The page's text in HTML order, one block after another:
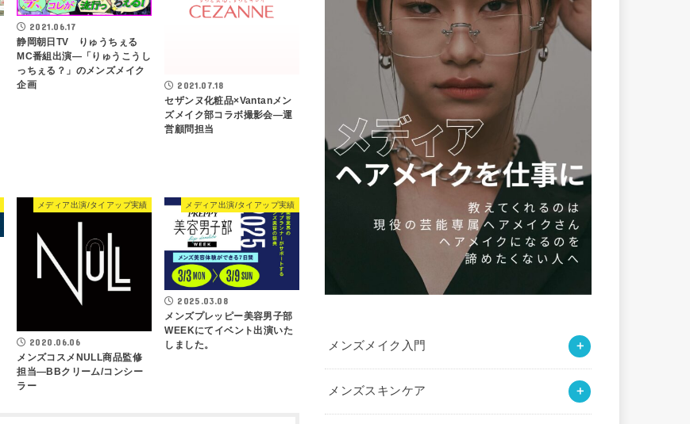
2021.06.17
静岡朝日TV りゅうちぇる
MC番組出演―「りゅうこうし
っちぇる？」のメンズメイク
企画
2021.07.18
セザンヌ化粧品×Vantanメン
ズメイク部コラボ撮影会―運
営顧問担当
メディア出演/タイアップ実績
2020.06.06
メンズコスメNULL商品監修
担当―BBクリーム/コンシー
ラー
メディア出演/タイアップ実績
2025.03.08
メンズプレッピー美容男子部
WEEKにてイベント出演いた
しました。
メンズメイク入門
メンズスキンケア